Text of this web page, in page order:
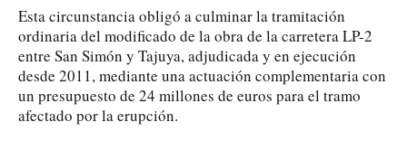
Esta circunstancia obligó a culminar la tramitación
ordinaria del modificado de la obra de la carretera LP-2
entre San Simón y Tajuya, adjudicada y en ejecución
desde 2011, mediante una actuación complementaria con
un presupuesto de 24 millones de euros para el tramo
afectado por la erupción.